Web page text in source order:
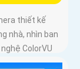
thiết kế
nhà, nhìn ban
ColorVU
và phương